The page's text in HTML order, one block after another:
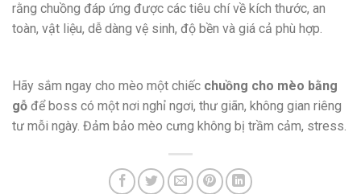
rằng chuồng đáp ứng được các tiêu chí về kích thước, an
toàn, vật liệu, dễ dàng vệ sinh, độ bền và giá cả phù hợp.
Hãy sắm ngay cho mèo một chiếc chuồng cho mèo bằng
gỗ để boss có một nơi nghỉ ngơi, thư giãn, không gian riêng
tư mỗi ngày. Đảm bảo mèo cưng không bị trầm cảm, stress.